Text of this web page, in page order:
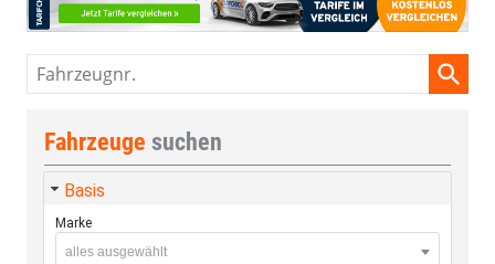
Fahrzeugnr.
Fahrzeuge suchen
Basis
Marke
alles ausgewählt